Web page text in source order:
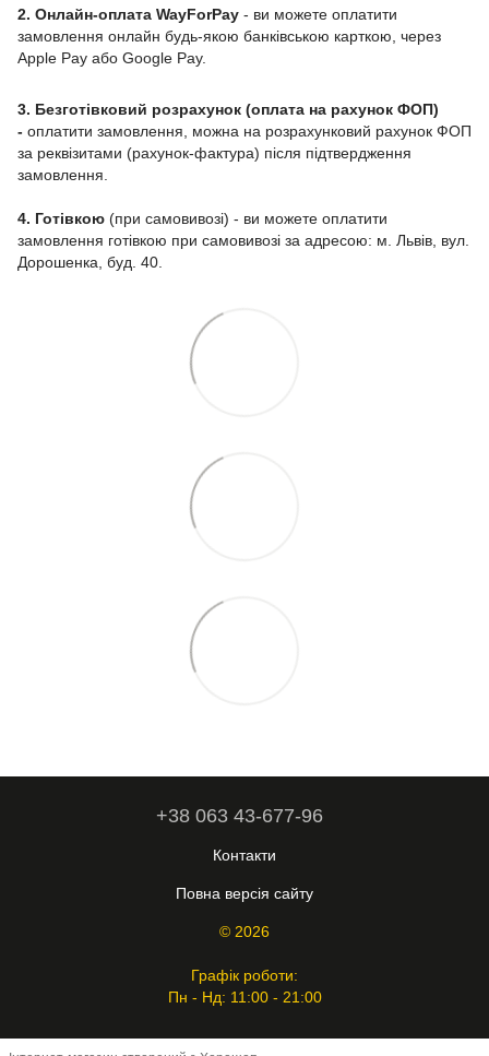
2. Онлайн-оплата WayForPay - ви можете оплатити
замовлення онлайн будь-якою банківською карткою, через
Apple Pay або Google Pay.
3. Безготівковий розрахунок (оплата на рахунок ФОП)
- оплатити замовлення, можна на розрахунковий рахунок ФОП
за реквізитами (рахунок-фактура) після підтвердження
замовлення.
4. Готівкою (при самовивозі) - ви можете оплатити
замовлення готівкою при самовивозі за адресою: м. Львів, вул.
Дорошенка, буд. 40.
+38 063 43-677-96
Контакти
Повна версія сайту
© 2026
Графік роботи:
Пн - Нд: 11:00 - 21:00